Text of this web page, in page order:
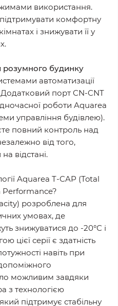
використання.
комфортну
і знижувати її у
розумного будинку
автоматизації
порт CN-CNT
роботи Aquarea
управління будівлею).
повний контроль над
від того,
відстані.
Aquarea T-CAP (Total
Performance?
розроблена для
умовах, де
знижуватися до -20°C і
цієї серії є здатність
навіть при
можливим завдяки
з технологією
підтримує стабільну